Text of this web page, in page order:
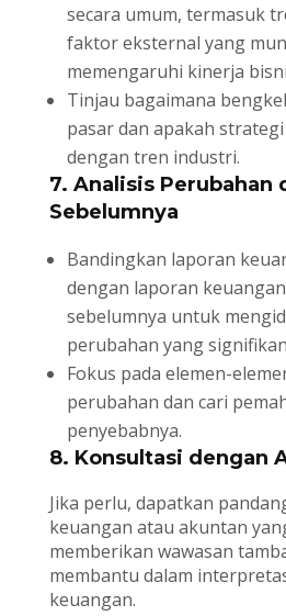
secara umum, termasuk
faktor eksternal yang
memengaruhi kinerja
Tinjau bagaimana
pasar dan apakah
dengan tren industri.
7. Analisis Perubahan
Sebelumnya
Bandingkan laporan
dengan laporan
sebelumnya untuk
perubahan yang
Fokus pada elemen-
perubahan dan cari
penyebabnya.
8. Konsultasi dengan
Jika perlu, dapatkan
keuangan atau akuntan
memberikan wawasan
membantu dalam
keuangan.